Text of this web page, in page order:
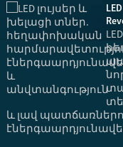
և լավ